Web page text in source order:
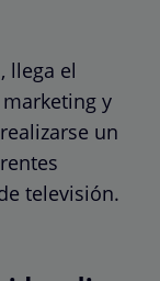
llega el
y
un
televisión.